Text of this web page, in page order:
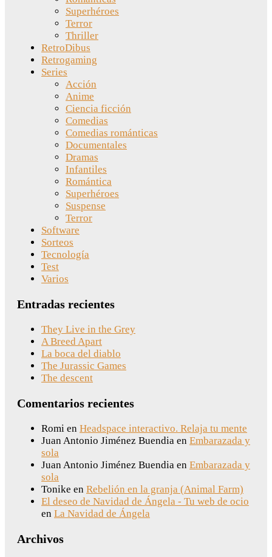
Superhéroes
Terror
Thriller
RetroDibus
Retrogaming
Series
Acción
Anime
Ciencia ficción
Comedias
Comedias románticas
Documentales
Dramas
Infantiles
Romántica
Superhéroes
Suspense
Terror
Software
Sorteos
Tecnología
Test
Varios
Entradas recientes
They Live in the Grey
A Breed Apart
La boca del diablo
The Jurassic Games
The descent
Comentarios recientes
Romi en Headspace interactivo. Relaja tu mente
Juan Antonio Jiménez Buendia en Embarazada y
sola
Juan Antonio Jiménez Buendia en Embarazada y
sola
Tonike en Rebelión en la granja (Animal Farm)
El deseo de Navidad de Ángela - Tu web de ocio
en La Navidad de Ángela
Archivos